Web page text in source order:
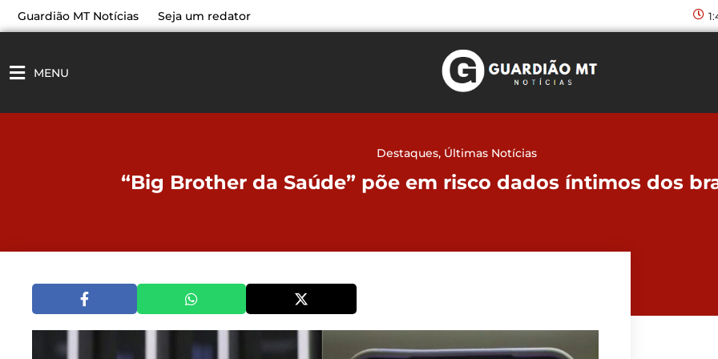
paraGuardião MT Notícias Seja um redator
MENU
Destaques, Últimas Notícias
“Big Brother da Saúde” põe em risco dados íntimos dos